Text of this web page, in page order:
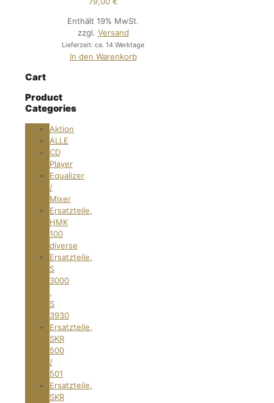
Enthält 19% MwSt.
zzgl. Versand
Lieferzeit: ca. 14 Werktage
In den Warenkorb
Cart
Product
Categories
Aktion
ALLE
CD
Player
Equalizer
/
Mixer
Ersatzteile,
HMK
100
diverse
Ersatzteile,
S
3000
,
S
3930
Ersatzteile,
SKR
500
/
501
Ersatzteile,
SKR